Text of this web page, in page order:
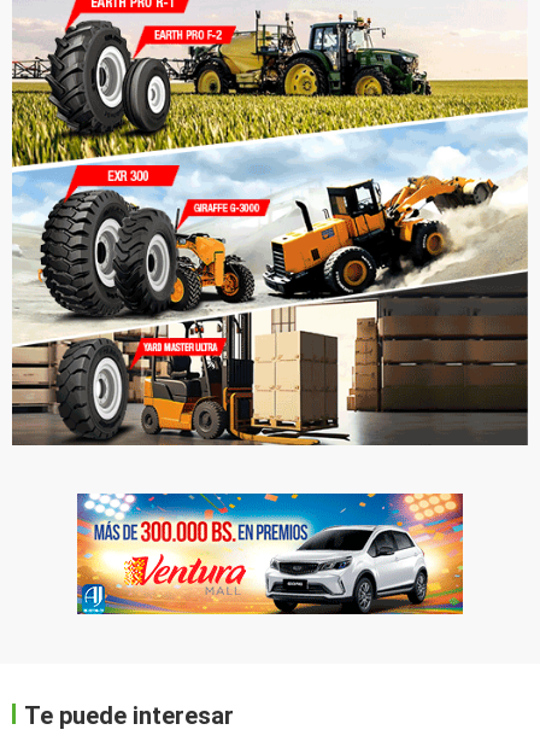
Te puede interesar